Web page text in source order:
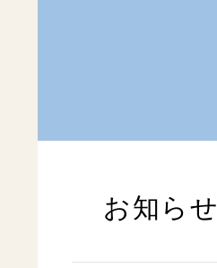
お知らせ